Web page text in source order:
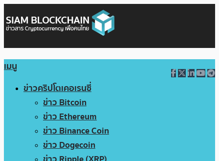
เมนู
ข่าวคริปโตเคอเรนซี่
ข่าว Bitcoin
ข่าว Ethereum
ข่าว Binance Coin
ข่าว Dogecoin